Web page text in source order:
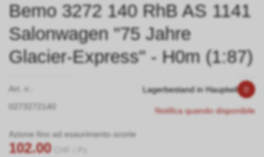
Bemo 3272 140 RhB AS 1141
Salonwagen "75 Jahre
Glacier-Express" - H0m (1:87)
Art. n.:
0273272140
Lagerbestand in Hauptwil
Notifica quando disponibile
Azione fino ad esaurimento scorte
102.00